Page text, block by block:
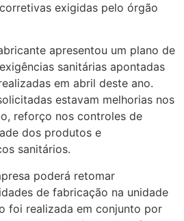
exigidas pelo órgão
apresentou um plano de
sanitárias apontadas
em abril deste ano.
estavam melhorias nos
reforço nos controles de
dos produtos e
sanitários.
poderá retomar
de fabricação na unidade
foi realizada em conjunto por